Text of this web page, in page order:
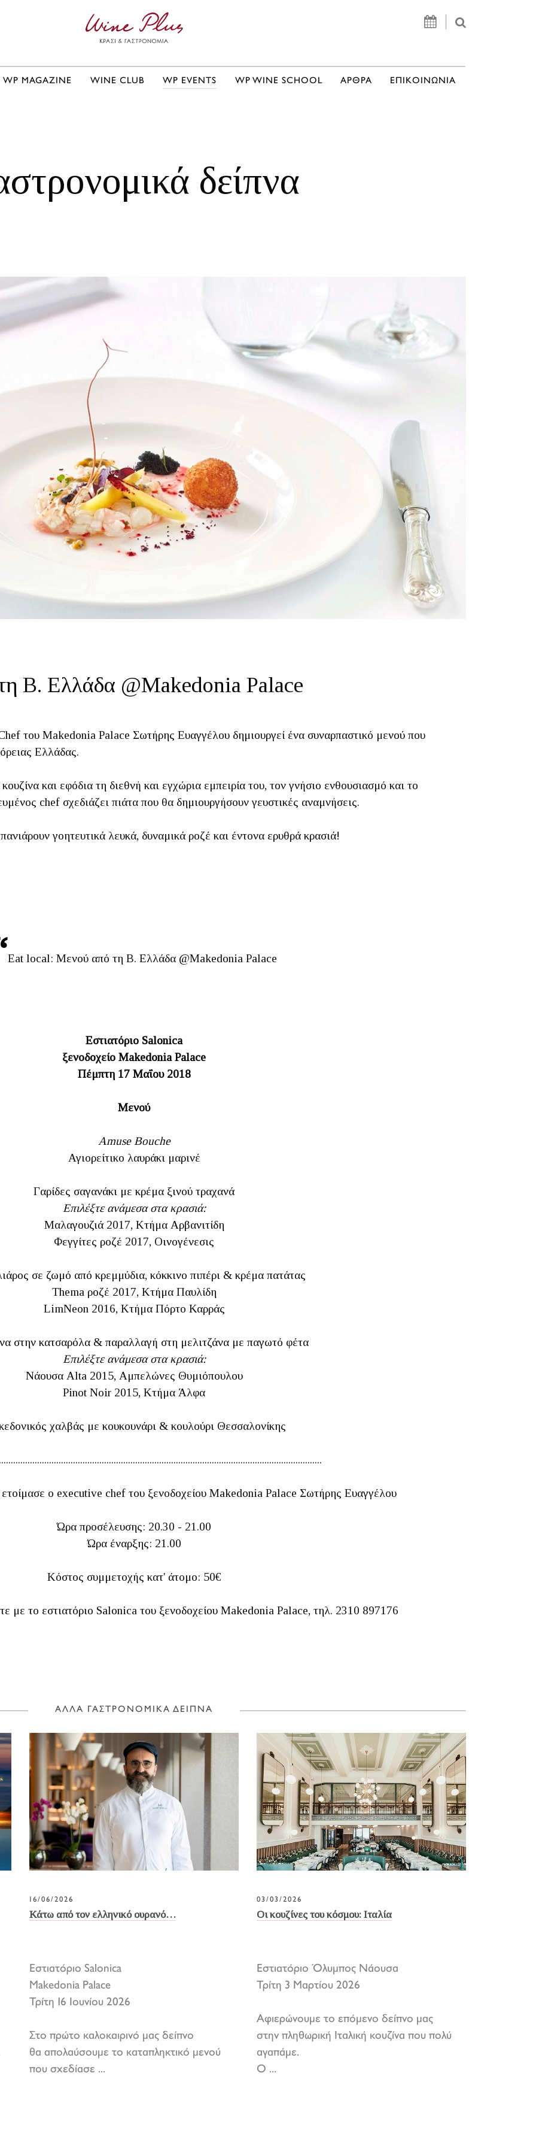
WP MAGAZINE WINE CLUB WP EVENTS WP WINE SCHOOL ΑΡΘΡΑ ΕΠΙΚΟΙΝΩΝΙΑ
δείπνα
Β. Ελλάδα @Makedonia Palace
του Makedonia Palace Σωτήρης Ευαγγέλου δημιουργεί ένα συναρπαστικό μενού που
Ελλάδας.
και εφόδια τη διεθνή και εγχώρια εμπειρία του, τον γνήσιο ενθουσιασμό και το
chef σχεδιάζει πιάτα που θα δημιουργήσουν γευστικές αναμνήσεις.
γοητευτικά λευκά, δυναμικά ροζέ και έντονα ερυθρά κρασιά!
Eat local: Μενού από τη Β. Ελλάδα @Makedonia Palace
Εστιατόριο Salonica
ξενοδοχείο Makedonia Palace
Πέμπτη 17 Μαΐου 2018
Μενού
Amuse Bouche
Αγιορείτικο λαυράκι μαρινέ
Γαρίδες σαγανάκι με κρέμα ξινού τραχανά
Επιλέξτε ανάμεσα στα κρασιά:
Μαλαγουζιά 2017, Κτήμα Αρβανιτίδη
Φεγγίτες ροζέ 2017, Οινογένεσις
σε ζωμό από κρεμμύδια, κόκκινο πιπέρι & κρέμα πατάτας
Thema ροζέ 2017, Κτήμα Παυλίδη
LimNeon 2016, Κτήμα Πόρτο Καρράς
στην κατσαρόλα & παραλλαγή στη μελιτζάνα με παγωτό φέτα
Επιλέξτε ανάμεσα στα κρασιά:
Νάουσα Alta 2015, Αμπελώνες Θυμιόπουλου
Pinot Noir 2015, Κτήμα Άλφα
χαλβάς με κουκουνάρι & κουλούρι Θεσσαλονίκης
ο executive chef του ξενοδοχείου Makedonia Palace Σωτήρης Ευαγγέλου
Ώρα προσέλευσης: 20.30 - 21.00
Ώρα έναρξης: 21.00
Κόστος συμμετοχής κατ' άτομο: 50€
με το εστιατόριο Salonica του ξενοδοχείου Makedonia Palace, τηλ. 2310 897176
ΑΛΛΑ ΓΑΣΤΡΟΝΟΜΙΚΑ ΔΕΙΠΝΑ
16/06/2026
Κάτω από τον ελληνικό ουρανό…
Εστιατόριο Salonica
Makedonia Palace
Τρίτη 16 Ιουνίου 2026
Στο πρώτο καλοκαιρινό μας δείπνο
θα απολαύσουμε το καταπληκτικό μενού
που σχεδίασε ...
03/03/2026
Οι κουζίνες του κόσμου: Ιταλία
Εστιατόριο Όλυμπος Νάουσα
Τρίτη 3 Μαρτίου 2026
Αφιερώνουμε το επόμενο δείπνο μας
στην πληθωρική Ιταλική κουζίνα που πολύ
αγαπάμε.
Ο ...